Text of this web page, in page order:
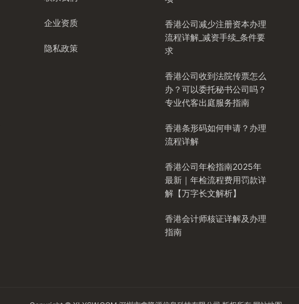
企业资质
隐私政策
香港公司减少注册资本办理
流程详解_减资手续_条件要
求
香港公司收到法院传票怎么
办？可以委托秘书公司吗？
专业代客出庭服务指南
香港条形码如何申请？办理
流程详解
香港公司年检指南2025年
最新｜年检流程费用罚款详
解【万字长文解析】
香港会计师核证详解及办理
指南